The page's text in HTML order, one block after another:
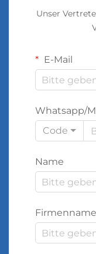
Unser
E-Mail
Whatsapp/
Code
Name
Firmenname